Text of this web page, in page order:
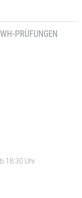
PRÜFUNGEN
18:30 Uhr